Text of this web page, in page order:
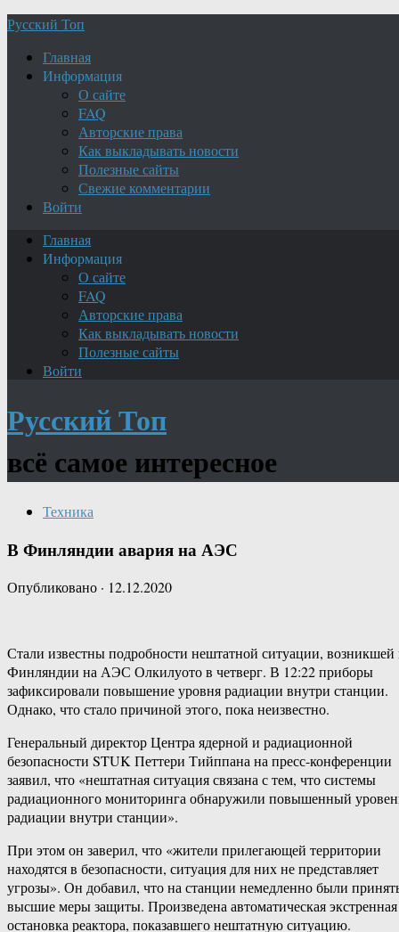
Русский Топ
Главная
Информация
О сайте
FAQ
Авторские права
Как выкладывать новости
Полезные сайты
Свежие комментарии
Войти
Главная
Информация
О сайте
FAQ
Авторские права
Как выкладывать новости
Полезные сайты
Войти
Русский Топ
всё самое интересное
Техника
В Финляндии авария на АЭС
Опубликовано · 12.12.2020
Стали известны подробности нештатной ситуации, возникшей
Финляндии на АЭС Олкилуото в четверг. В 12:22 приборы
зафиксировали повышение уровня радиации внутри станции.
Однако, что стало причиной этого, пока неизвестно.
Генеральный директор Центра ядерной и радиационной
безопасности STUK Петтери Тийппана на пресс-конференции
заявил, что «нештатная ситуация связана с тем, что системы
радиационного мониторинга обнаружили повышенный
радиации внутри станции».
При этом он заверил, что «жители прилегающей территории
находятся в безопасности, ситуация для них не представляет
угрозы». Он добавил, что на станции немедленно были
высшие меры защиты. Произведена автоматическая экстренная
остановка реактора, показавшего нештатную ситуацию.